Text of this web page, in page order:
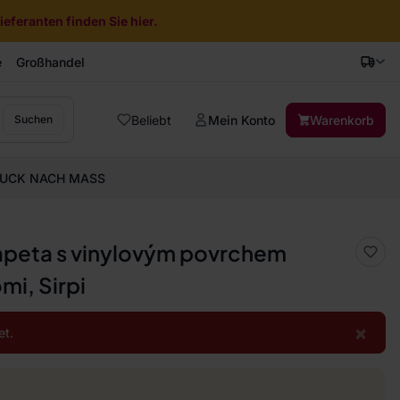
finden Sie hier.
Großhandel
Suchen Beliebt Mein Konto Warenkorb
NACH MASS
s vinylovým povrchem
Sirpi
×